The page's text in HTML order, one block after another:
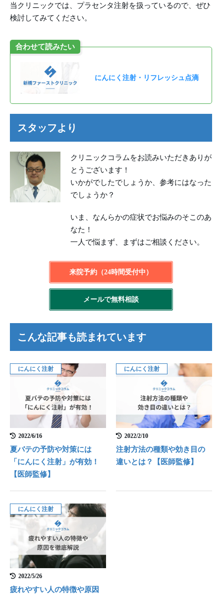
当クリニックでは、プラセンタ注射を扱っているので、ぜひ
検討してみてください。
合わせて読みたい
にんにく注射・リフレッシュ点滴
スタッフより
クリニックコラムをお読みいただきありが
とうございます！
いかがでしたでしょうか、参考にはなった
でしょうか？
いま、なんらかの症状でお悩みのそこのあ
なた！
一人で悩まず、まずはご相談ください。
来院予約（24時間受付中）
メールで無料相談
こんな記事も読まれています
にんにく注射
2022/6/16
夏バテの予防や対策には
「にんにく注射」が有効！
【医師監修】
にんにく注射
2022/2/10
注射方法の種類や効き目の
違いとは？【医師監修】
にんにく注射
2022/5/26
疲れやすい人の特徴や原因